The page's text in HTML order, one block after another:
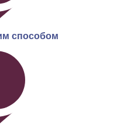
способом